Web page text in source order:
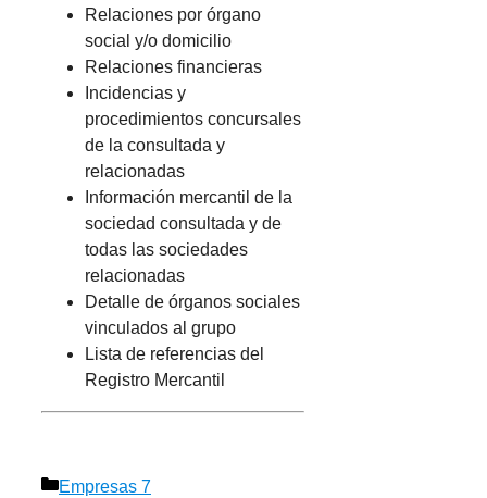
Relaciones por órgano
social y/o domicilio
Relaciones financieras
Incidencias y
procedimientos concursales
de la consultada y
relacionadas
Información mercantil de la
sociedad consultada y de
todas las sociedades
relacionadas
Detalle de órganos sociales
vinculados al grupo
Lista de referencias del
Registro Mercantil
Categorías
Empresas 7